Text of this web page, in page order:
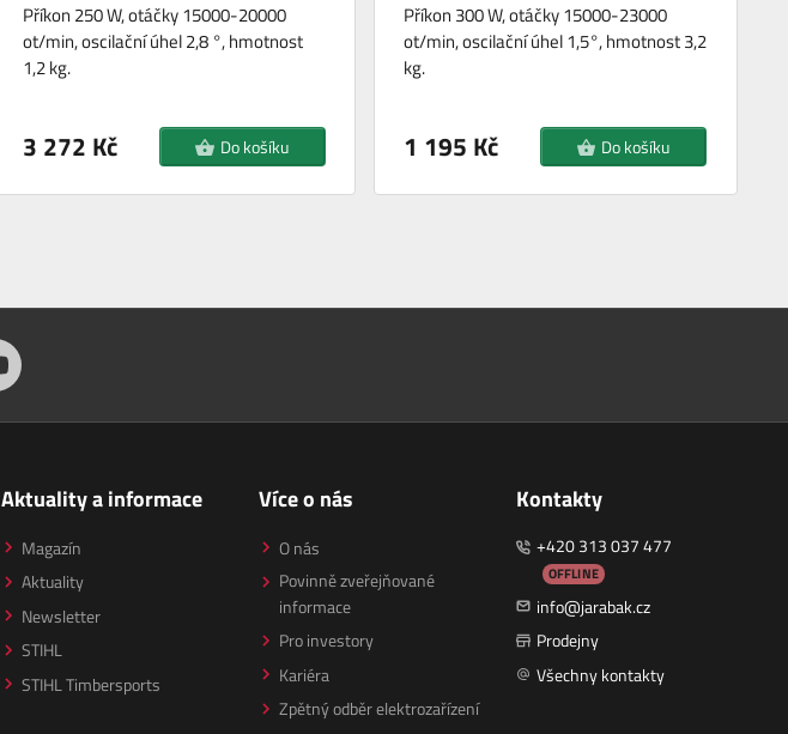
Příkon 250 W, otáčky 15000-20000
ot/min, oscilační úhel 2,8 °, hmotnost
1,2 kg.
3 272 Kč Do košíku
Příkon 300 W, otáčky 15000-23000
ot/min, oscilační úhel 1,5°, hmotnost 3,2
kg.
1 195 Kč Do košíku
Aktuality a informace
Magazín
Aktuality
Newsletter
STIHL
STIHL Timbersports
Více o nás
O nás
Povinně zveřejňované
informace
Pro investory
Kariéra
Zpětný odběr elektrozařízení
Kontakty
+420 313 037 477
OFFLINE
info@jarabak.cz
Prodejny
Všechny kontakty